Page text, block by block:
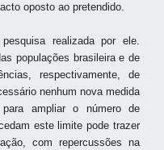
oposto ao pretendido.
realizada por ele.
populações brasileira e de
respectivamente, de
nenhum nova medida
ampliar o número de
este limite pode trazer
com repercussões na